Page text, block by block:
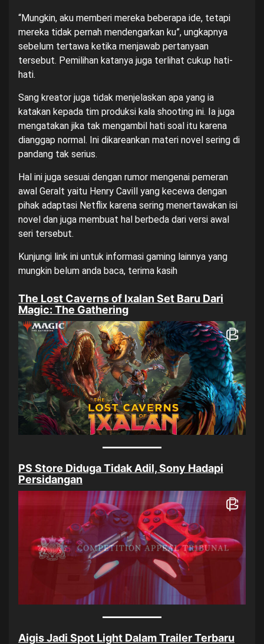
“Mungkin, aku memberi mereka beberapa ide, tetapi
mereka tidak pernah mendengarkan ku”, ungkapnya
sebelum tertawa ketika menjawab pertanyaan
tersebut. Pemilihan katanya juga terlihat cukup hati-
hati.
Sang kreator juga tidak menjelaskan apa yang ia
katakan kepada tim produksi kala shooting ini. Ia juga
mengatakan jika tak mengambil hati soal itu karena
dianggap normal. Ini dikareankan materi novel sering di
pandang tak serius.
Hal ini juga sesuai dengan rumor mengenai pemeran
awal Geralt yaitu Henry Cavill yang kecewa dengan
pihak adaptasi Netflix karena sering menertawakan isi
novel dan juga membuat hal berbeda dari versi awal
seri tersebut.
Kunjungi link ini untuk informasi gaming lainnya yang
mungkin belum anda baca, terima kasih
The Lost Caverns of Ixalan Set Baru Dari
Magic: The Gathering
PS Store Diduga Tidak Adil, Sony Hadapi
Persidangan
Aigis Jadi Spot Light Dalam Trailer Terbaru